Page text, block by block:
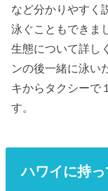
など分かりやすく
泳ぐこともできま
生態について詳し
ンの後一緒に泳い
キからタクシーで
す。
ハワイに持